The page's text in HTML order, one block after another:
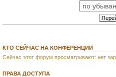
КТО СЕЙЧАС НА КОНФЕРЕНЦИИ
Сейчас этот форум просматривают: нет
ПРАВА ДОСТУПА